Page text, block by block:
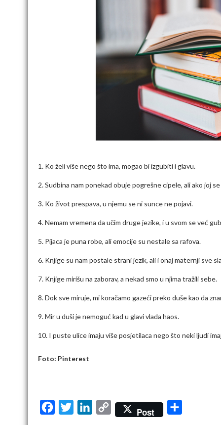
1. Ko želi više nego što ima, mogao bi izgubiti i glavu.
2. Sudbina nam ponekad obuje pogrešne cipele, ali ako joj
3. Ko život prespava, u njemu se ni sunce ne pojavi.
4. Nemam vremena da učim druge jezike, i u svom se već
5. Pijaca je puna robe, ali emocije su nestale sa rafova.
6. Knjige su nam postale strani jezik, ali i onaj maternji sve
7. Knjige mirišu na zaborav, a nekad smo u njima tražili sebe.
8. Dok sve miruje, mi koračamo gazeći preko duše kao da
9. Mir u duši je nemoguć kad u glavi vlada haos.
10. I puste ulice imaju više posjetilaca nego što neki ljudi
Foto: Pinterest
C
Post